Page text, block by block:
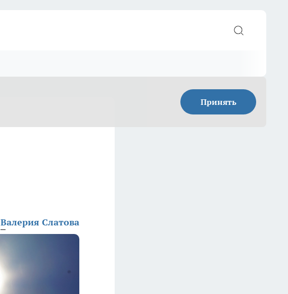
Принять
Валерия Слатова